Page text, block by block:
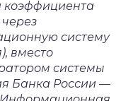
коэффициента
систему
вместо
системы
Банка России —